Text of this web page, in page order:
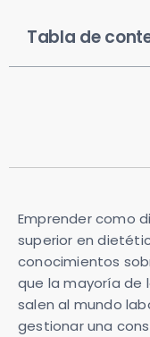
Tabla de
Emprender como
superior en
conocimientos
que la mayoría de
salen al mundo
gestionar una